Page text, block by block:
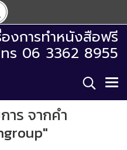
งการทำหนังสือฟรี
ร 06 3362 8955
าร จากคำ